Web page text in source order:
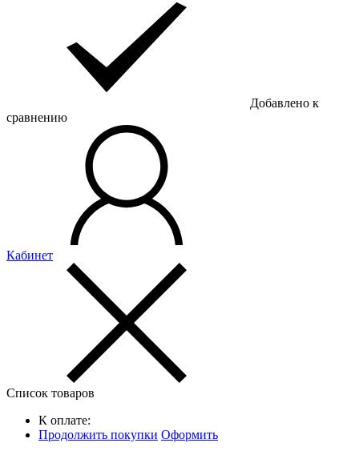
Добавлено к
сравнению
Кабинет
Список товаров
К оплате:
Продолжить покупки Оформить